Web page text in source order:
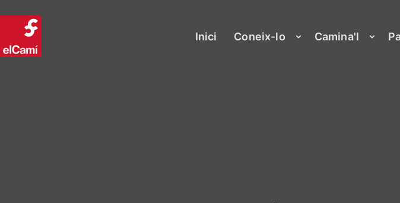
Inici Coneix-lo Camina'l